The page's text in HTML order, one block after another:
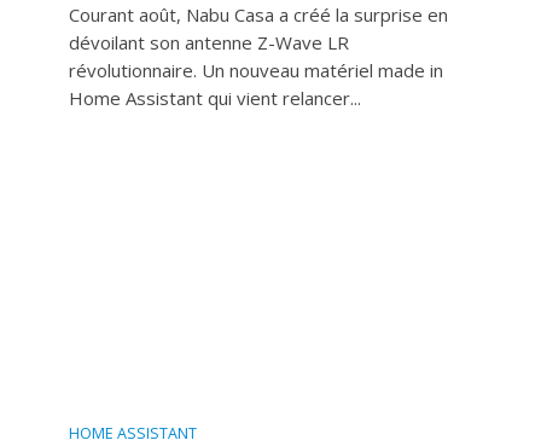
Courant août, Nabu Casa a créé la surprise en
dévoilant son antenne Z-Wave LR
révolutionnaire. Un nouveau matériel made in
Home Assistant qui vient relancer...
HOME ASSISTANT